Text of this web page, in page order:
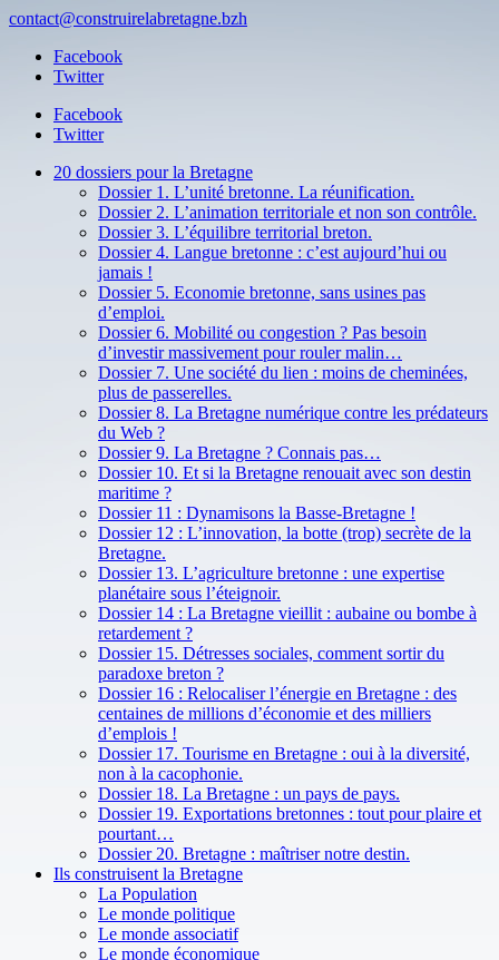
contact@construirelabretagne.bzh
Facebook
Twitter
Facebook
Twitter
20 dossiers pour la Bretagne
Dossier 1. L’unité bretonne. La réunification.
Dossier 2. L’animation territoriale et non son contrôle.
Dossier 3. L’équilibre territorial breton.
Dossier 4. Langue bretonne : c’est aujourd’hui ou
jamais !
Dossier 5. Economie bretonne, sans usines pas
d’emploi.
Dossier 6. Mobilité ou congestion ? Pas besoin
d’investir massivement pour rouler malin…
Dossier 7. Une société du lien : moins de cheminées,
plus de passerelles.
Dossier 8. La Bretagne numérique contre les prédateurs
du Web ?
Dossier 9. La Bretagne ? Connais pas…
Dossier 10. Et si la Bretagne renouait avec son destin
maritime ?
Dossier 11 : Dynamisons la Basse-Bretagne !
Dossier 12 : L’innovation, la botte (trop) secrète de la
Bretagne.
Dossier 13. L’agriculture bretonne : une expertise
planétaire sous l’éteignoir.
Dossier 14 : La Bretagne vieillit : aubaine ou bombe à
retardement ?
Dossier 15. Détresses sociales, comment sortir du
paradoxe breton ?
Dossier 16 : Relocaliser l’énergie en Bretagne : des
centaines de millions d’économie et des milliers
d’emplois !
Dossier 17. Tourisme en Bretagne : oui à la diversité,
non à la cacophonie.
Dossier 18. La Bretagne : un pays de pays.
Dossier 19. Exportations bretonnes : tout pour plaire et
pourtant…
Dossier 20. Bretagne : maîtriser notre destin.
Ils construisent la Bretagne
La Population
Le monde politique
Le monde associatif
Le monde économique